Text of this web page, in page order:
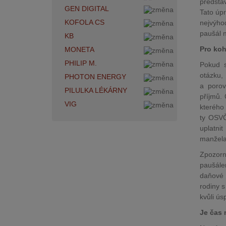
GEN DIGITAL
KOFOLA CS
KB
MONETA
PHILIP M.
PHOTON ENERGY
PILULKA LÉKÁRNY
VIG
Tato
paušál
Pro
Pokud
otázku,
a
příjmů.
ty
rodiny
kvůli
Je čas